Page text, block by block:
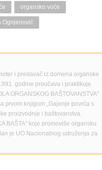
organsko voće
Ognjenović
i predavač iz domena organske
godine proučava i praktikuje
ORGANSKOG BAŠTOVANSTVA"
prvom knjigom „Gajenje povrća s
proizvodnje i baštovanstva.
BAŠTA" koje promoviše organsku
je UO Nacionalnog udruženja za